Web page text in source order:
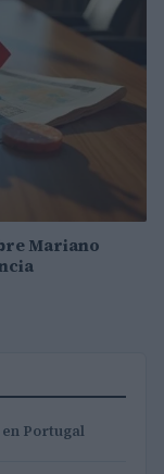
Mariano
Portugal